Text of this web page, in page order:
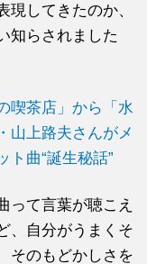
現してきたのか、
知らされました
喫茶店」から「水
山上路夫さんがメ
ト曲“誕生秘話”
って言葉が聴こえ
、自分がうまくそ
そのもどかしさを